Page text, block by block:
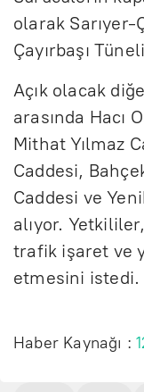
olarak Sarıyer-
Çayırbaşı
Açık olacak
arasında Hacı
Mithat Yılmaz
Caddesi,
Caddesi ve
alıyor.
trafik işaret ve
etmesini istedi.
Haber Kaynağı :